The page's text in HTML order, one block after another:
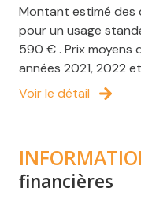
Montant estimé des
pour un usage
590 € . Prix moyens
années 2021, 2022
Voir le détail
financières